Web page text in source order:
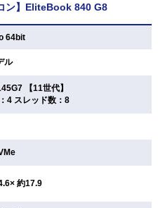
ン】EliteBook 840 G8
64bit
ル
【11世代】
4 スレッド数：8
約17.9